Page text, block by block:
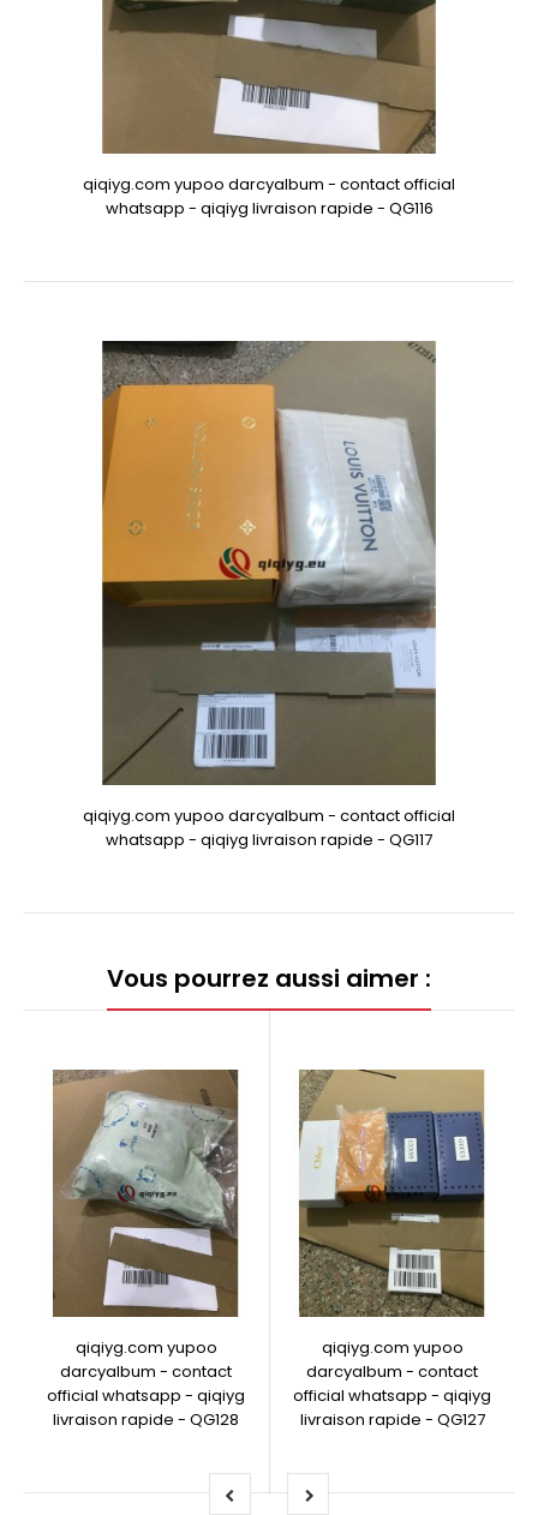
qiqiyg.com yupoo darcyalbum - contact official
whatsapp - qiqiyg livraison rapide - QG116
qiqiyg.com yupoo darcyalbum - contact official
whatsapp - qiqiyg livraison rapide - QG117
Vous pourrez aussi aimer :
qiqiyg.com yupoo
darcyalbum - contact
official whatsapp - qiqiyg
livraison rapide - QG128
qiqiyg.com yupoo
darcyalbum - contact
official whatsapp - qiqiyg
livraison rapide - QG127